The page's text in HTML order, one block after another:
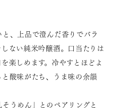
、上品で澄んだ香りでバラ
ない純米吟醸酒。口当たりは
楽しめます。冷やすとほどよ
酸味がたち、うま味の余韻
うめん」とのペアリングと